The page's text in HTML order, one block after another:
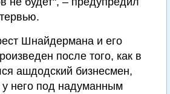
Шнайдермана и его
после того, как в
ашдодский бизнесмен,
него под надуманным